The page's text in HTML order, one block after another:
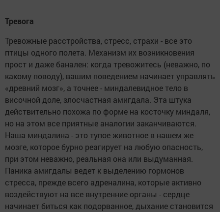
Тревога
Тревожные расстройства, стресс, страхи - все это
птицы одного полета. Механизм их возникновения
прост и даже банален: когда тревожитесь (неважно, по
какому поводу), вашим поведением начинает управлять
«древний мозг», а точнее - миндалевидное тело в
височной доле, злосчастная амигдала. Эта штука
действительно похожа по форме на косточку миндаля,
но на этом все приятные аналогии заканчиваются.
Наша миндалина - это тупое животное в нашем же
мозге, которое бурно реагирует на любую опасность,
при этом неважно, реальная она или выдуманная.
Паника амигдалы ведет к выделению гормонов
стресса, прежде всего адреналина, которые активно
воздействуют на все внутренние органы - сердце
начинает биться как подорванное, дыхание становится